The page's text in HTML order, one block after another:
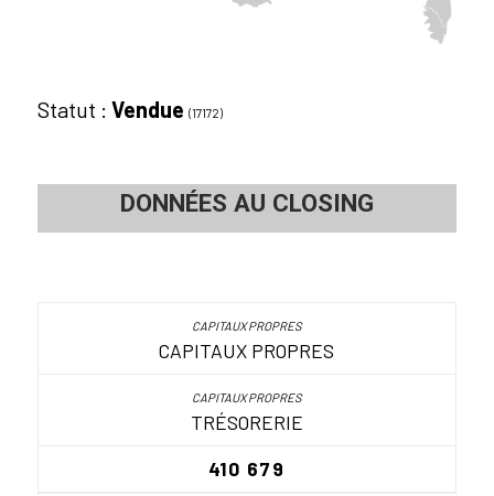
Statut : Vendue (17172)
DONNÉES AU CLOSING
CAPITAUX PROPRES
TRÉSORERIE
410 679